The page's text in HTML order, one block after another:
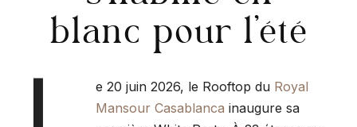
blanc pour l’été
e 20 juin 2026, le Rooftop du Royal
Mansour Casablanca inaugure sa